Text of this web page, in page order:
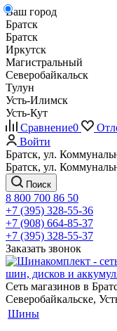
Ваш город
Братск
Братск
Иркутск
Магистральный
Северобайкальск
Тулун
Усть-Илимск
Усть-Кут
Сравнение0
Войти
Братск, ул.
Братск, ул.
Поиск
8 800 700 86 50
+7 (395) 328-55-36
+7 (908) 664-85-37
+7 (395) 328-55-37
Заказать звонок
Сеть магазинов в
Северобайкальске,
Шины